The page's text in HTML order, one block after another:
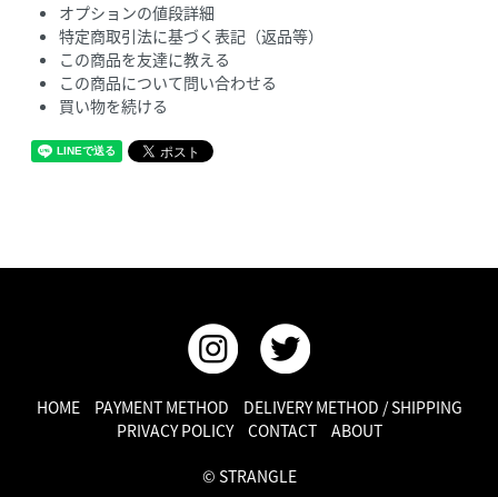
オプションの値段詳細
特定商取引法に基づく表記（返品等）
この商品を友達に教える
この商品について問い合わせる
買い物を続ける
HOME PAYMENT METHOD
DELIVERY METHOD / SHIPPING
PRIVACY POLICY
CONTACT ABOUT
© STRANGLE